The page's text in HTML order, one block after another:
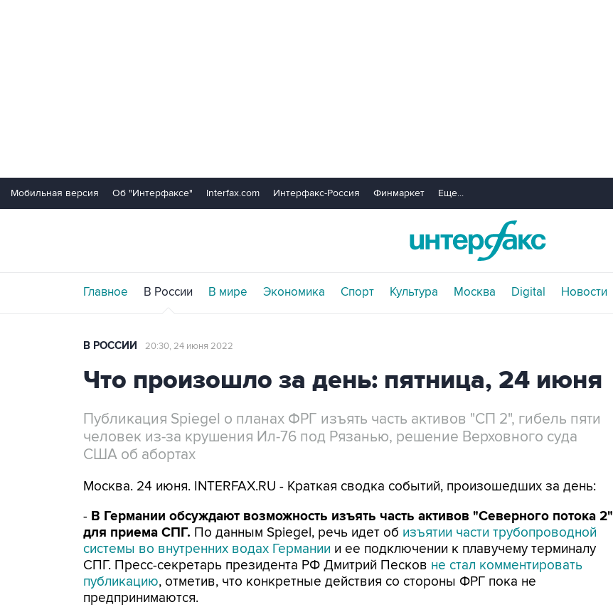
Мобильная версия Об "Интерфаксе" Interfax.com Интерфакс-Россия Финмаркет Еще...
Главное В России В мире Экономика Спорт Культура Москва Digital Новости
В РОССИИ 20:30, 24 июня 2022
Что произошло за день: пятница, 24 июня
Публикация Spiegel о планах ФРГ изъять часть активов "СП 2", гибель пяти
человек из-за крушения Ил-76 под Рязанью, решение Верховного суда
США об абортах
Москва. 24 июня. INTERFAX.RU - Краткая сводка событий, произошедших за день:
- В Германии обсуждают возможность изъять часть активов "Северного потока 2"
для приема СПГ. По данным Spiegel, речь идет об изъятии части трубопроводной
системы во внутренних водах Германии и ее подключении к плавучему терминалу
СПГ. Пресс-секретарь президента РФ Дмитрий Песков не стал комментировать
публикацию, отметив, что конкретные действия со стороны ФРГ пока не
предпринимаются.